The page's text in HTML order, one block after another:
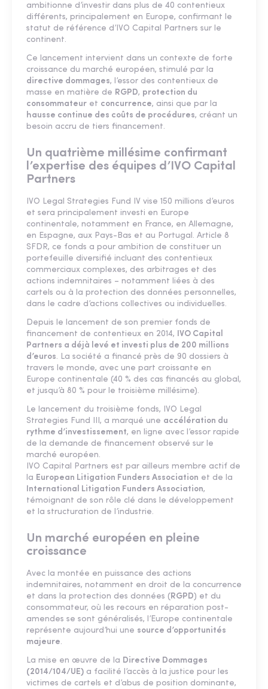
ambitionne d’investir dans plus de 40 contentieux
différents, principalement en Europe, confirmant le
statut de référence d’IVO Capital Partners sur le
continent.
Ce lancement intervient dans un contexte de forte
croissance du marché européen, stimulé par la
directive dommages, l’essor des contentieux de
masse en matière de RGPD, protection du
consommateur et concurrence, ainsi que par la
hausse continue des coûts de procédures, créant un
besoin accru de tiers financement.
Un quatrième millésime confirmant
l’expertise des équipes d’IVO Capital
Partners
IVO Legal Strategies Fund IV vise 150 millions d’euros
et sera principalement investi en Europe
continentale, notamment en France, en Allemagne,
en Espagne, aux Pays-Bas et au Portugal. Article 8
SFDR, ce fonds a pour ambition de constituer un
portefeuille diversifié incluant des contentieux
commerciaux complexes, des arbitrages et des
actions indemnitaires – notamment liées à des
cartels ou à la protection des données personnelles,
dans le cadre d’actions collectives ou individuelles.
Depuis le lancement de son premier fonds de
financement de contentieux en 2014, IVO Capital
Partners a déjà levé et investi plus de 200 millions
d’euros. La société a financé près de 90 dossiers à
travers le monde, avec une part croissante en
Europe continentale (40 % des cas financés au global,
et jusqu’à 80 % pour le troisième millésime).
Le lancement du troisième fonds, IVO Legal
Strategies Fund III, a marqué une accélération du
rythme d’investissement, en ligne avec l’essor rapide
de la demande de financement observé sur le
marché européen.
IVO Capital Partners est par ailleurs membre actif de
la European Litigation Funders Association et de la
International Litigation Funders Association,
témoignant de son rôle clé dans le développement
et la structuration de l’industrie.
Un marché européen en pleine
croissance
Avec la montée en puissance des actions
indemnitaires, notamment en droit de la concurrence
et dans la protection des données (RGPD) et du
consommateur, où les recours en réparation post-
amendes se sont généralisés, l’Europe continentale
représente aujourd’hui une source d’opportunités
majeure.
La mise en œuvre de la Directive Dommages
(2014/104/UE) a facilité l’accès à la justice pour les
victimes de cartels et d’abus de position dominante,